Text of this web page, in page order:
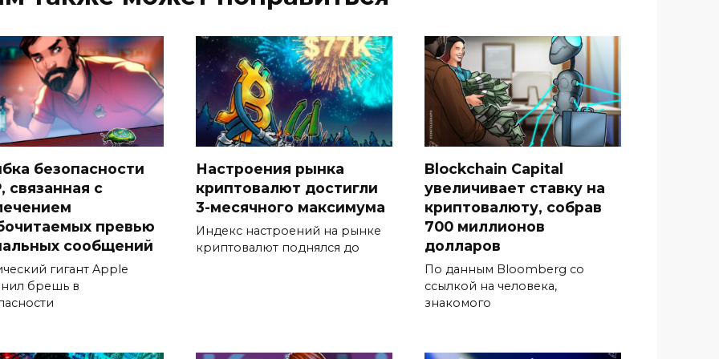
безопасности
связанная с
превью
сообщений
гигант Apple
брешь в
Настроения рынка
криптовалют достигли
3-месячного максимума
Индекс настроений на рынке
криптовалют поднялся до
Blockchain Capital
увеличивает ставку на
криптовалюту, собрав
700 миллионов
долларов
По данным Bloomberg со
ссылкой на человека,
знакомого